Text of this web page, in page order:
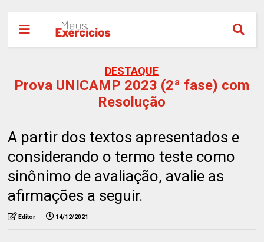
DESTAQUE
Prova UNICAMP 2023 (2ª fase) com
Resolução
A partir dos textos apresentados e
considerando o termo teste como
sinônimo de avaliação, avalie as
afirmações a seguir.
Editor 14/12/2021